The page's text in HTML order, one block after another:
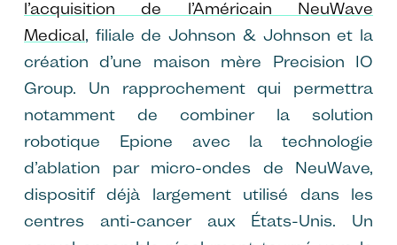
l’acquisition de l’Américain NeuWave
Medical, filiale de Johnson & Johnson et la
création d’une maison mère Precision IO
Group. Un rapprochement qui permettra
notamment de combiner la solution
robotique Epione avec la technologie
d’ablation par micro-ondes de NeuWave,
dispositif déjà largement utilisé dans les
centres anti-cancer aux États-Unis. Un